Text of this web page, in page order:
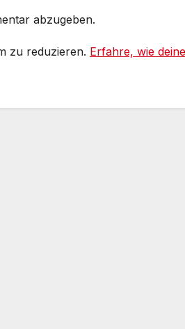
abzugeben.
zu reduzieren. Erfahre, wie